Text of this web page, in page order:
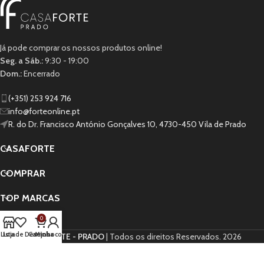
Furniture
A lacus bibendum pulvinar
Já pode comprar os nossos produtos online!
Seg. a Sáb.:9:30 - 19:00
Dom.:Encerrado
(+351) 253 924 716
info@forteonline.pt
R. do Dr. Francisco António Gonçalves 10, 4730-450 Vila de Prado
CASAFORTE
COMPRAR
TOP MARCAS
AJUDA
CASA FORTE - PRADO| Todos os direitos Reservados. 2026
Loja
Lista de Desejos
0
Carrinho
Minha conta